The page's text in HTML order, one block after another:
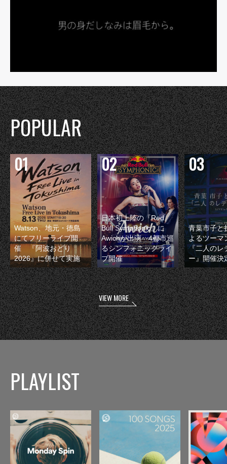
POPULAR
Watson、地元・徳島
にてフリーライブ開
催 『阿波おどり
2026』に併せて実施
日本初上陸の『Red
Bull Symphonic』に
Awichが出演 4都市巡
るシンフォニックライ
ブ開催
青葉市子と
よるツーマ
『二人のレ
ー』開催決
VIEW MORE
PLAYLIST